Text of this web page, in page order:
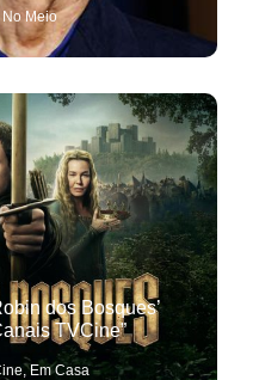
No Meio
dos Bosques’
TVCine”
,Em Casa